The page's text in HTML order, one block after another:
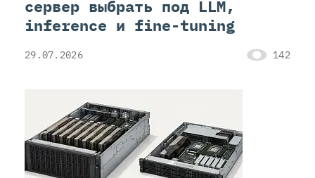
сервер выбрать под LLM,
inference и fine-tuning
29.07.2026 142